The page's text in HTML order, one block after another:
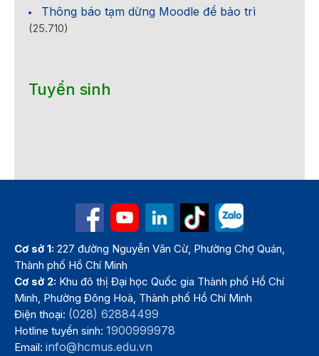
Thông báo tạm dừng Moodle để bảo trì
(25.710)
Tuyển sinh
Cơ sở 1: 227 đường Nguyễn Văn Cừ, Phường Chợ Quán,
Thành phố Hồ Chí Minh
Cơ sở 2: Khu đô thị Đại học Quốc gia Thành phố Hồ Chí
Minh, Phường Đông Hoà, Thành phố Hồ Chí Minh
Điện thoại: (028) 62884499
Hotline tuyển sinh:1900999978
Email:info@hcmus.edu.vn